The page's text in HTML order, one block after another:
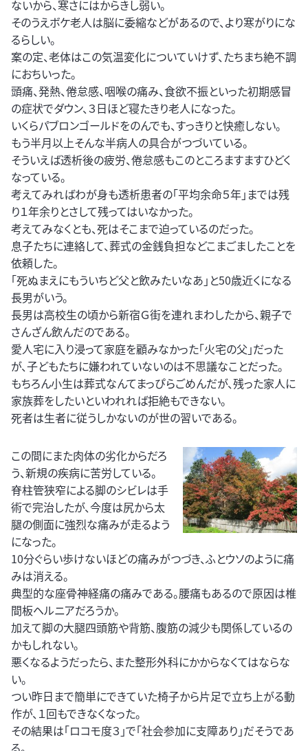
ないから、寒さにはからきし弱い。
そのうえボケ老人は脳に委縮などがあるので、より寒がりにな
るらしい。
案の定、老体はこの気温変化についていけず、たちまち絶不調
におちいった。
頭痛、発熱、倦怠感、咽喉の痛み、食欲不振といった初期感冒
の症状でダウン、３日ほど寝たきり老人になった。
いくらパブロンゴールドをのんでも、すっきりと快癒しない。
もう半月以上そんな半病人の具合がつづいている。
そういえば透析後の疲労、倦怠感もこのところますますひどく
なっている。
考えてみればわが身も透析患者の「平均余命５年」までは残
り１年余りとさして残ってはいなかった。
考えてみなくとも、死はそこまで迫っているのだった。
息子たちに連絡して、葬式の金銭負担などこまごましたことを
依頼した。
「死ぬまえにもういちど父と飲みたいなあ」と50歳近くになる
長男がいう。
長男は高校生の頃から新宿Ｇ街を連れまわしたから、親子で
さんざん飲んだのである。
愛人宅に入り浸って家庭を顧みなかった「火宅の父」だった
が、子どもたちに嫌われていないのは不思議なことだった。
もちろん小生は葬式なんてまっぴらごめんだが、残った家人に
家族葬をしたいといわれれば拒絶もできない。
死者は生者に従うしかないのが世の習いである。
この間にまた肉体の劣化からだろ
う、新規の疾病に苦労している。
脊柱管狭窄による脚のシビレは手
術で完治したが、今度は尻から太
腿の側面に強烈な痛みが走るよう
になった。
10分ぐらい歩けないほどの痛みがつづき、ふとウソのように痛
みは消える。
典型的な座骨神経痛の痛みである。腰痛もあるので原因は椎
間板ヘルニアだろうか。
加えて脚の大腿四頭筋や背筋、腹筋の減少も関係しているの
かもしれない。
悪くなるようだったら、また整形外科にかからなくてはならな
い。
つい昨日まで簡単にできていた椅子から片足で立ち上がる動
作が、１回もできなくなった。
その結果は「ロコモ度３」で「社会参加に支障あり」だそうであ